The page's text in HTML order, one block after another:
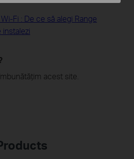
Fi : De ce să alegi Range
acest site.